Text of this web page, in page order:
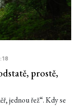
prostě,
jednou řež“. Kdy se